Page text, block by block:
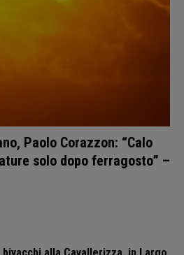
Paolo Corazzon: “Calo
solo dopo ferragosto” –